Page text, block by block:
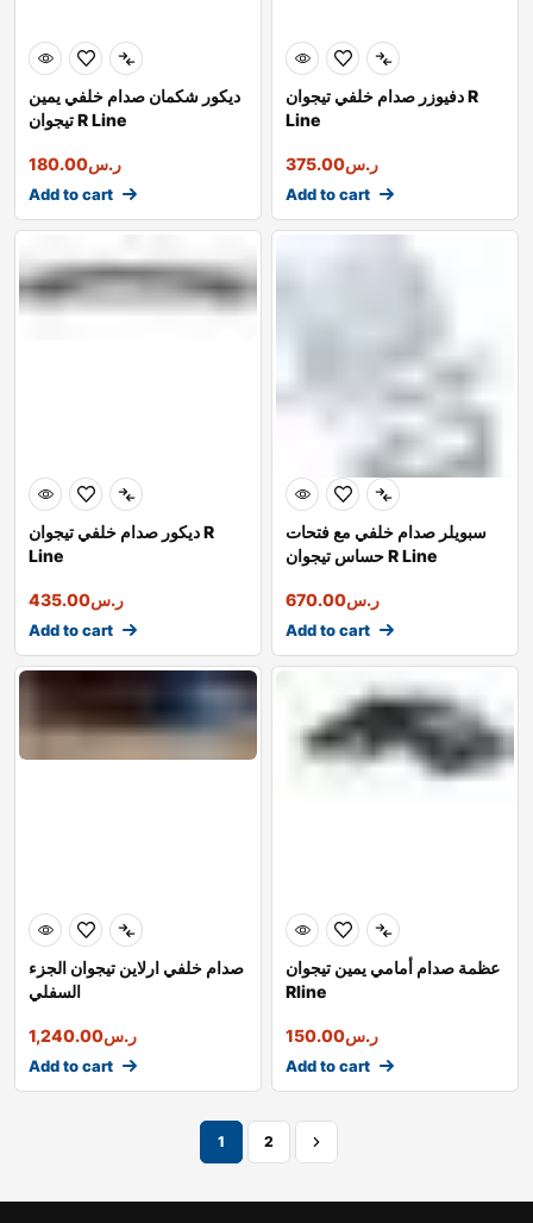
ديكور شكمان صدام خلفي يمين
تيجوان R Line
ر.س180.00
Add to cart
دفيوزر صدام خلفي تيجوان R
Line
ر.س375.00
Add to cart
ديكور صدام خلفي تيجوان R
Line
ر.س435.00
Add to cart
سبويلر صدام خلفي مع فتحات
حساس تيجوان R Line
ر.س670.00
Add to cart
صدام خلفي ارلاين تيجوان الجزء
السفلي
ر.س1,240.00
Add to cart
عظمة صدام أمامي يمين تيجوان
Rline
ر.س150.00
Add to cart
1 2